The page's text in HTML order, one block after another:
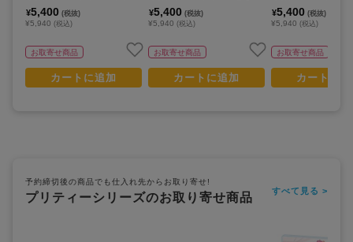
¥5,400 (税抜)
¥5,940 (税込)
お取寄せ商品
カートに追加
¥5,400 (税抜)
¥5,940 (税込)
お取寄せ商品
カートに追加
¥5,400 (税抜)
¥5,940 (税込)
お取寄せ商品
カートに
予約締切後の商品でも仕入れ先からお取り寄せ!
プリティーシリーズのお取り寄せ商品 すべて見る >